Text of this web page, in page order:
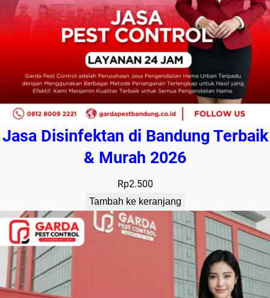
Jasa Disinfektan di Bandung Terbaik
& Murah 2026
Rp2.500
Tambah ke keranjang